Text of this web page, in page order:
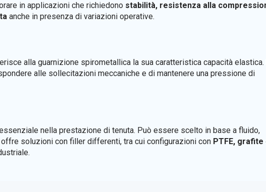
in applicazioni che richiedono stabilità, resistenza alla
anche in presenza di variazioni operative.
alla guarnizione spirometallica la sua caratteristica capacità elastica. Il
alle sollecitazioni meccaniche e di mantenere una pressione di
nella prestazione di tenuta. Può essere scelto in base a fluido,
soluzioni con filler differenti, tra cui configurazioni con PTFE, grafite